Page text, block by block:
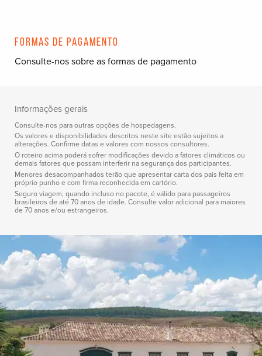
Formas de pagamento
Consulte-nos sobre as formas de pagamento
Informações gerais
Consulte-nos para outras opções de hospedagens.
Os valores e disponibilidades descritos neste site estão sujeitos a
alterações. Confirme datas e valores com nossos consultores.
O roteiro acima poderá sofrer modificações devido a fatores climáticos ou
demais fatores que possam interferir na segurança dos participantes.
Menores desacompanhados terão que apresentar carta dos pais feita em
próprio punho e com firma reconhecida em cartório.
Seguro viagem, quando incluso no pacote, é válido para passageiros
brasileiros de até 70 anos de idade. Consulte valor adicional para maiores
de 70 anos e/ou estrangeiros.